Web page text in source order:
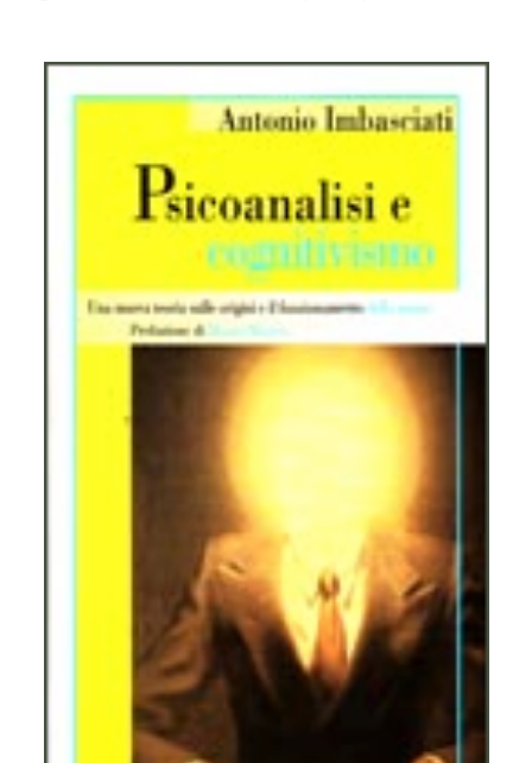
11.Formazione operatori sanitari
Psicoanalisi e psicosociologia del linguaggio iconico e
dei mass-media
Psicometria e test mentali